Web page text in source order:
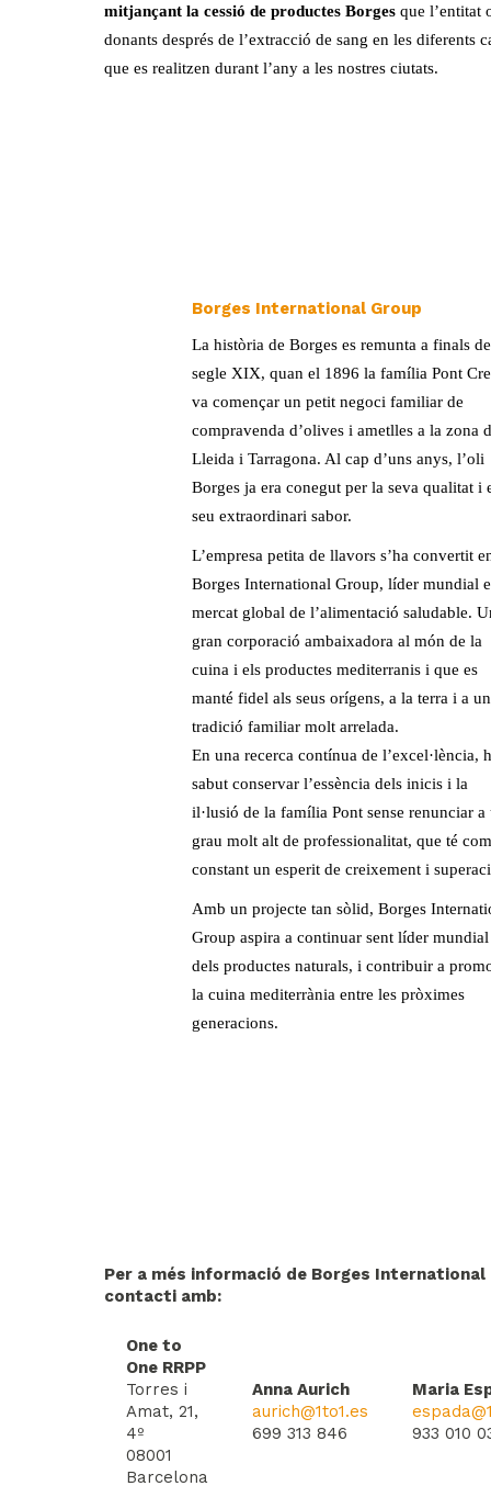
mitjançant la cessió de productes Borges que l’entitat
donants després de l’extracció de sang en les diferents
que es realitzen durant l’any a les nostres ciutats.
Borges International Group
La història de Borges es remunta a finals
segle XIX, quan el 1896 la família Pont
va començar un petit negoci familiar de
compravenda d’olives i ametlles a la zona
Lleida i Tarragona. Al cap d’uns anys, l’oli
Borges ja era conegut per la seva qualitat i
seu extraordinari sabor.
L’empresa petita de llavors s’ha convertit
Borges International Group, líder mundial
mercat global de l’alimentació saludable.
gran corporació ambaixadora al món de la
cuina i els productes mediterranis i que es
manté fidel als seus orígens, a la terra i a
tradició familiar molt arrelada.
En una recerca contínua de l’excel·lència,
sabut conservar l’essència dels inicis i la
il·lusió de la família Pont sense renunciar a
grau molt alt de professionalitat, que té
constant un esperit de creixement i
Amb un projecte tan sòlid, Borges
Group aspira a continuar sent líder mundial
dels productes naturals, i contribuir a
la cuina mediterrània entre les pròximes
generacions.
Per a més informació de Borges International
contacti amb:
One to
One RRPP
Torres i
Amat, 21,
4º
08001
Barcelona
Anna Aurich
aurich@1to1.es
699 313 846
Maria
933 010